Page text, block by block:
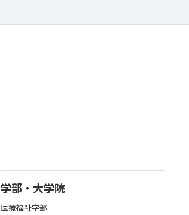
学部・大学院
医療福祉学部